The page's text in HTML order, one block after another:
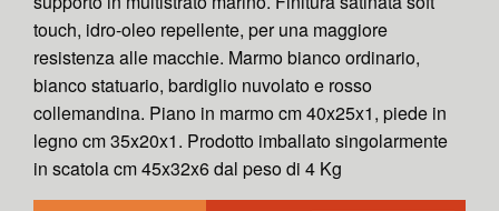
touch, idro-oleo repellente, per una maggiore
resistenza alle macchie. Marmo bianco ordinario,
bianco statuario, bardiglio nuvolato e rosso
collemandina. Piano in marmo cm 40x25x1, piede in
legno cm 35x20x1. Prodotto imballato singolarmente
in scatola cm 45x32x6 dal peso di 4 Kg